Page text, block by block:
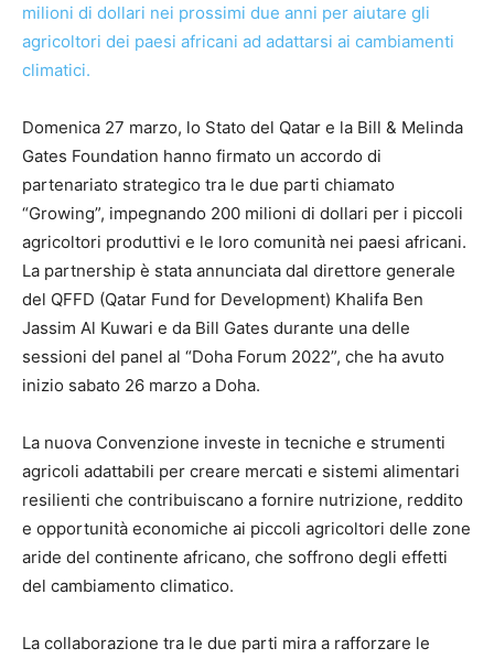
milioni di dollari nei prossimi due anni per aiutare gli
agricoltori dei paesi africani ad adattarsi ai cambiamenti
climatici.
Domenica 27 marzo, lo Stato del Qatar e la Bill & Melinda
Gates Foundation hanno firmato un accordo di
partenariato strategico tra le due parti chiamato
“Growing”, impegnando 200 milioni di dollari per i piccoli
agricoltori produttivi e le loro comunità nei paesi africani.
La partnership è stata annunciata dal direttore generale
del QFFD (Qatar Fund for Development) Khalifa Ben
Jassim Al Kuwari e da Bill Gates durante una delle
sessioni del panel al “Doha Forum 2022”, che ha avuto
inizio sabato 26 marzo a Doha.
La nuova Convenzione investe in tecniche e strumenti
agricoli adattabili per creare mercati e sistemi alimentari
resilienti che contribuiscano a fornire nutrizione, reddito
e opportunità economiche ai piccoli agricoltori delle zone
aride del continente africano, che soffrono degli effetti
del cambiamento climatico.
La collaborazione tra le due parti mira a rafforzare le